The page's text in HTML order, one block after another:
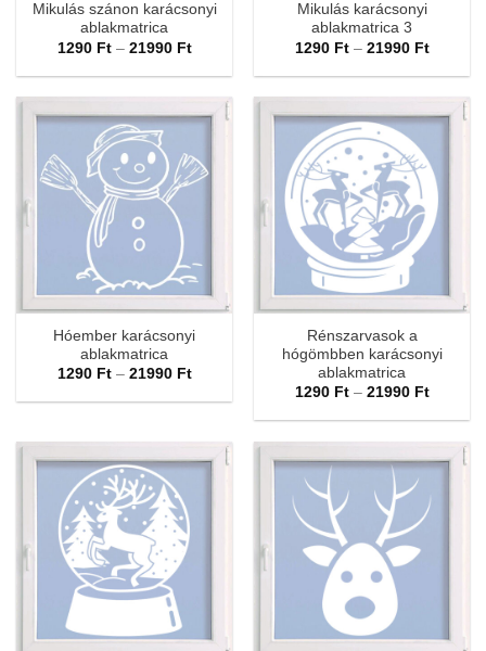
Mikulás szánon karácsonyi
ablakmatrica
1290 Ft – 21990 FtÁrtartomány:
-
Mikulás karácsonyi
ablakmatrica 3
1290 Ft – 21990 Ft
-
Hóember karácsonyi
ablakmatrica
1290 Ft – 21990 FtÁrtartomány:
-
Rénszarvasok a
hógömbben karácsonyi
ablakmatrica
1290 Ft – 21990 Ft
-